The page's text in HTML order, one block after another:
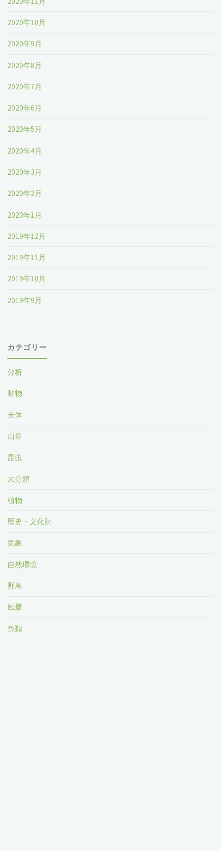
2020年10月
2020年9月
2020年8月
2020年7月
2020年6月
2020年5月
2020年4月
2020年3月
2020年2月
2020年1月
2019年12月
2019年11月
2019年10月
2019年9月
カテゴリー
分析
動物
天体
山岳
昆虫
未分類
植物
歴史・文化財
気象
自然環境
野鳥
風景
魚類